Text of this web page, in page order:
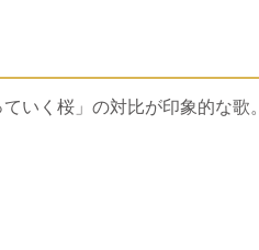
いく桜」の対比が印象的な歌